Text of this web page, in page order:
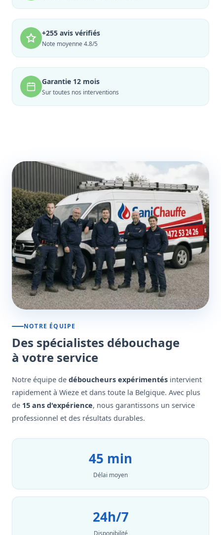
+255 avis vérifiés
Note moyenne 4.8/5
Garantie 12 mois
Sur toutes nos interventions
NOTRE ÉQUIPE
Des spécialistes débouchage
à votre service
Notre équipe de déboucheurs expérimentés intervient
rapidement à Wieze et dans toute la Belgique. Avec plus
de 15 ans d'expérience, nous garantissons un service
professionnel et des résultats durables.
45 min
Délai moyen
24h/7
Disponibilité